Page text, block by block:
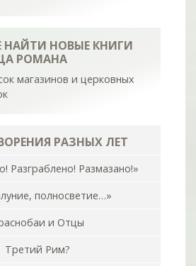
НАЙТИ НОВЫЕ КНИГИ
РОМАНА
магазинов и церковных
РАЗНЫХ ЛЕТ
Разграблено! Размазано!»
полносветие…»
и Отцы
Третий Рим?